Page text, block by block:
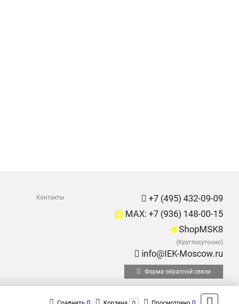
Контакты
+7 (495) 432-09-09
MAX: +7 (936) 148-00-15
ShopMSK8
(Круглосуточно)
info@IEK-Moscow.ru
Форма обратной связи
0 0